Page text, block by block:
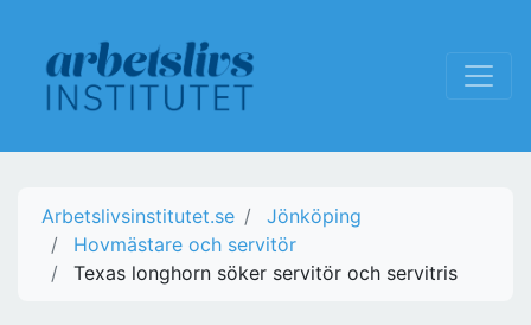
Arbetslivsinstitutet.se
Jönköping
Hovmästare och servitör
Texas longhorn söker servitör och servitris